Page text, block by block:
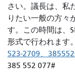
さい。議長は、私
りたい一般の方々
す。この時間は、
形式で行われます。
523-2709、
385 552 077#